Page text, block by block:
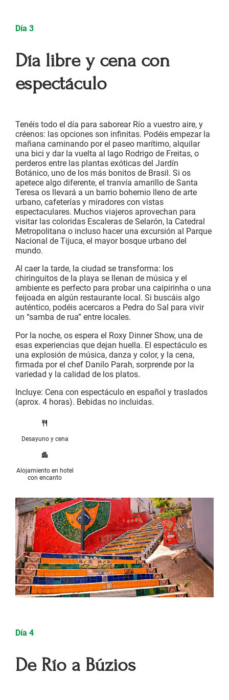
Día 3
Día libre y cena con
espectáculo
Tenéis todo el día para saborear Río a vuestro aire, y
créenos: las opciones son infinitas. Podéis empezar la
mañana caminando por el paseo marítimo, alquilar
una bici y dar la vuelta al lago Rodrigo de Freitas, o
perderos entre las plantas exóticas del Jardín
Botánico, uno de los más bonitos de Brasil. Si os
apetece algo diferente, el tranvía amarillo de Santa
Teresa os llevará a un barrio bohemio lleno de arte
urbano, cafeterías y miradores con vistas
espectaculares. Muchos viajeros aprovechan para
visitar las coloridas Escaleras de Selarón, la Catedral
Metropolitana o incluso hacer una excursión al Parque
Nacional de Tijuca, el mayor bosque urbano del
mundo.
Al caer la tarde, la ciudad se transforma: los
chiringuitos de la playa se llenan de música y el
ambiente es perfecto para probar una caipirinha o una
feijoada en algún restaurante local. Si buscáis algo
auténtico, podéis acercaros a Pedra do Sal para vivir
un “samba de rua” entre locales.
Por la noche, os espera el Roxy Dinner Show, una de
esas experiencias que dejan huella. El espectáculo es
una explosión de música, danza y color, y la cena,
firmada por el chef Danilo Parah, sorprende por la
variedad y la calidad de los platos.
Incluye: Cena con espectáculo en español y traslados
(aprox. 4 horas). Bebidas no incluidas.
Desayuno y cena
Alojamiento en hotel
con encanto
Día 4
De Río a Búzios